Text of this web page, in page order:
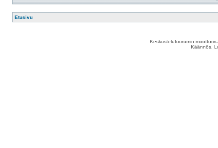
Etusivu
Keskustelufoorumin
Käännös,